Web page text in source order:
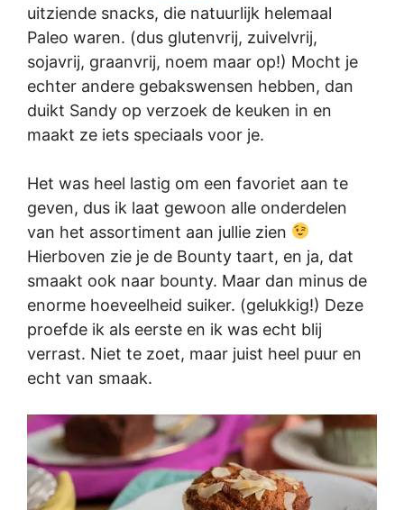
uitziende snacks, die natuurlijk helemaal
Paleo waren. (dus glutenvrij, zuivelvrij,
sojavrij, graanvrij, noem maar op!) Mocht je
echter andere gebakswensen hebben, dan
duikt Sandy op verzoek de keuken in en
maakt ze iets speciaals voor je.
Het was heel lastig om een favoriet aan te
geven, dus ik laat gewoon alle onderdelen
van het assortiment aan jullie zien
Hierboven zie je de Bounty taart, en ja, dat
smaakt ook naar bounty. Maar dan minus de
enorme hoeveelheid suiker. (gelukkig!) Deze
proefde ik als eerste en ik was echt blij
verrast. Niet te zoet, maar juist heel puur en
echt van smaak.